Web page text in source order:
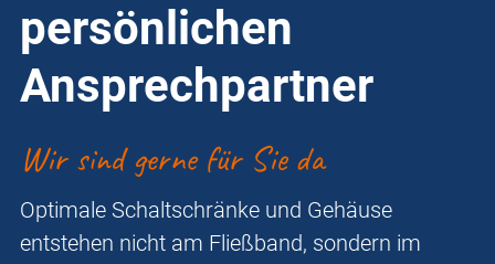
persönlichen
Ansprechpartner
Wir sind gerne für Sie da
Optimale Schaltschränke und Gehäuse
entstehen nicht am Fließband, sondern im